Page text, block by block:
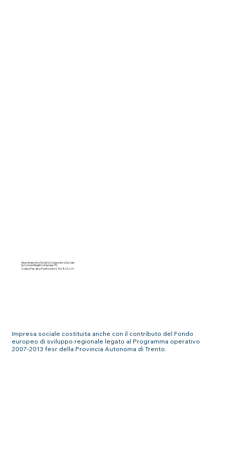
NeuroImpronta Società Cooperativa Sociale
Iscrizione Registro Imprese TN
Codice Fiscale e Partita IVA 02332820220
Impresa sociale costituita anche con il contributo del Fondo
europeo di sviluppo regionale legato al Programma operativo
2007-2013 fesr della Provincia Autonoma di Trento.